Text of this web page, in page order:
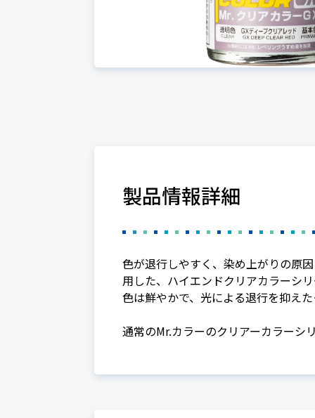
製品情報詳細
色が退行しやすく、染め上がりの原
用した、ハイエンドクリアカラーシ
色は鮮やかで、光による退行を抑え
通常のMr.カラーのクリアーカラーシ